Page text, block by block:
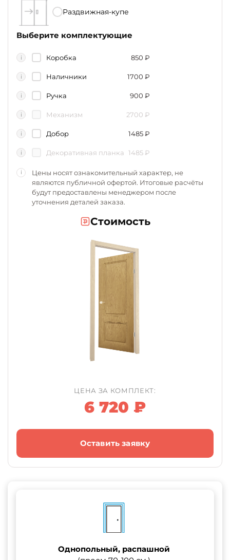
Раздвижная-купе
Выберите комплектующие
i Коробка 850 ₽
i Наличники 1700 ₽
i Ручка 900 ₽
i Механизм 2700 ₽
i Добор 1485₽
i Декоративная планка 1485 ₽
i
Цены носят ознакомительный характер, не
являются публичной офертой. Итоговые расчёты
будут предоставлены менеджером после
уточнения деталей заказа.
Стоимость
ЦЕНА ЗА КОМПЛЕКТ:
6 720 ₽
Оставить заявку
Однопольный, распашной